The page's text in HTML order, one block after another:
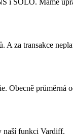
i SOLO. Máme
A za transakce
Obecně
naší funkci Vardiff.